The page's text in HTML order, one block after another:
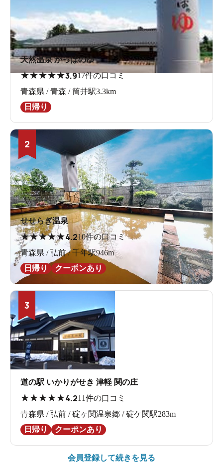
天然温泉 かっぱのゆ
★★★★★3.917件の口コミ
青森県 / 青森 / 筒井駅3.3km
日帰り
2
せせらぎ温泉
★★★★★4.210件の口コミ
青森県 / 弘前 / 千年駅946m
日帰り
クーポンあり
3
道の駅 いかりがせき 津軽 関の庄
★★★★★4.211件の口コミ
青森県 / 弘前 / 碇ヶ関温泉郷 / 碇ケ関駅283m
日帰り
クーポンあり
会員登録して続きを見る